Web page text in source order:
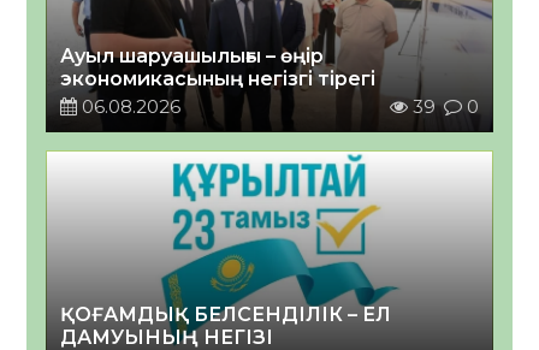
Ауыл шаруашылығы – өңір
экономикасының негізгі тірегі
06.08.2026
39 0
ҚОҒАМДЫҚ БЕЛСЕНДІЛІК – ЕЛ
ДАМУЫНЫҢ НЕГІЗІ